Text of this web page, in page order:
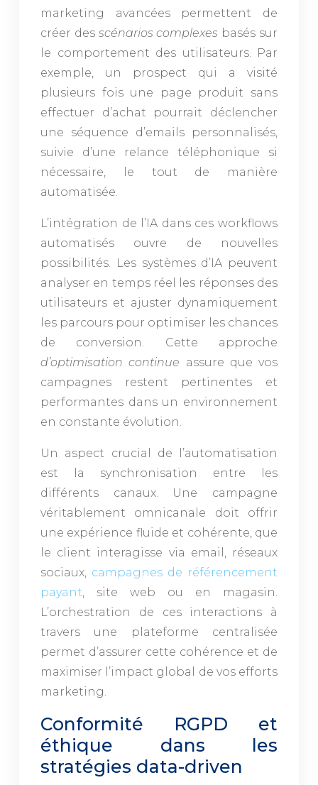
marketing avancées permettent de
créer des scénarios complexes basés sur
le comportement des utilisateurs. Par
exemple, un prospect qui a visité
plusieurs fois une page produit sans
effectuer d’achat pourrait déclencher
une séquence d’emails personnalisés,
suivie d’une relance téléphonique si
nécessaire, le tout de manière
automatisée.
L’intégration de l’IA dans ces workflows
automatisés ouvre de nouvelles
possibilités. Les systèmes d’IA peuvent
analyser en temps réel les réponses des
utilisateurs et ajuster dynamiquement
les parcours pour optimiser les chances
de conversion. Cette approche
d’optimisation continue assure que vos
campagnes restent pertinentes et
performantes dans un environnement
en constante évolution.
Un aspect crucial de l’automatisation
est la synchronisation entre les
différents canaux. Une campagne
véritablement omnicanale doit offrir
une expérience fluide et cohérente, que
le client interagisse via email, réseaux
sociaux, campagnes de référencement
payant, site web ou en magasin.
L’orchestration de ces interactions à
travers une plateforme centralisée
permet d’assurer cette cohérence et de
maximiser l’impact global de vos efforts
marketing.
Conformité RGPD et
éthique dans les
stratégies data-driven